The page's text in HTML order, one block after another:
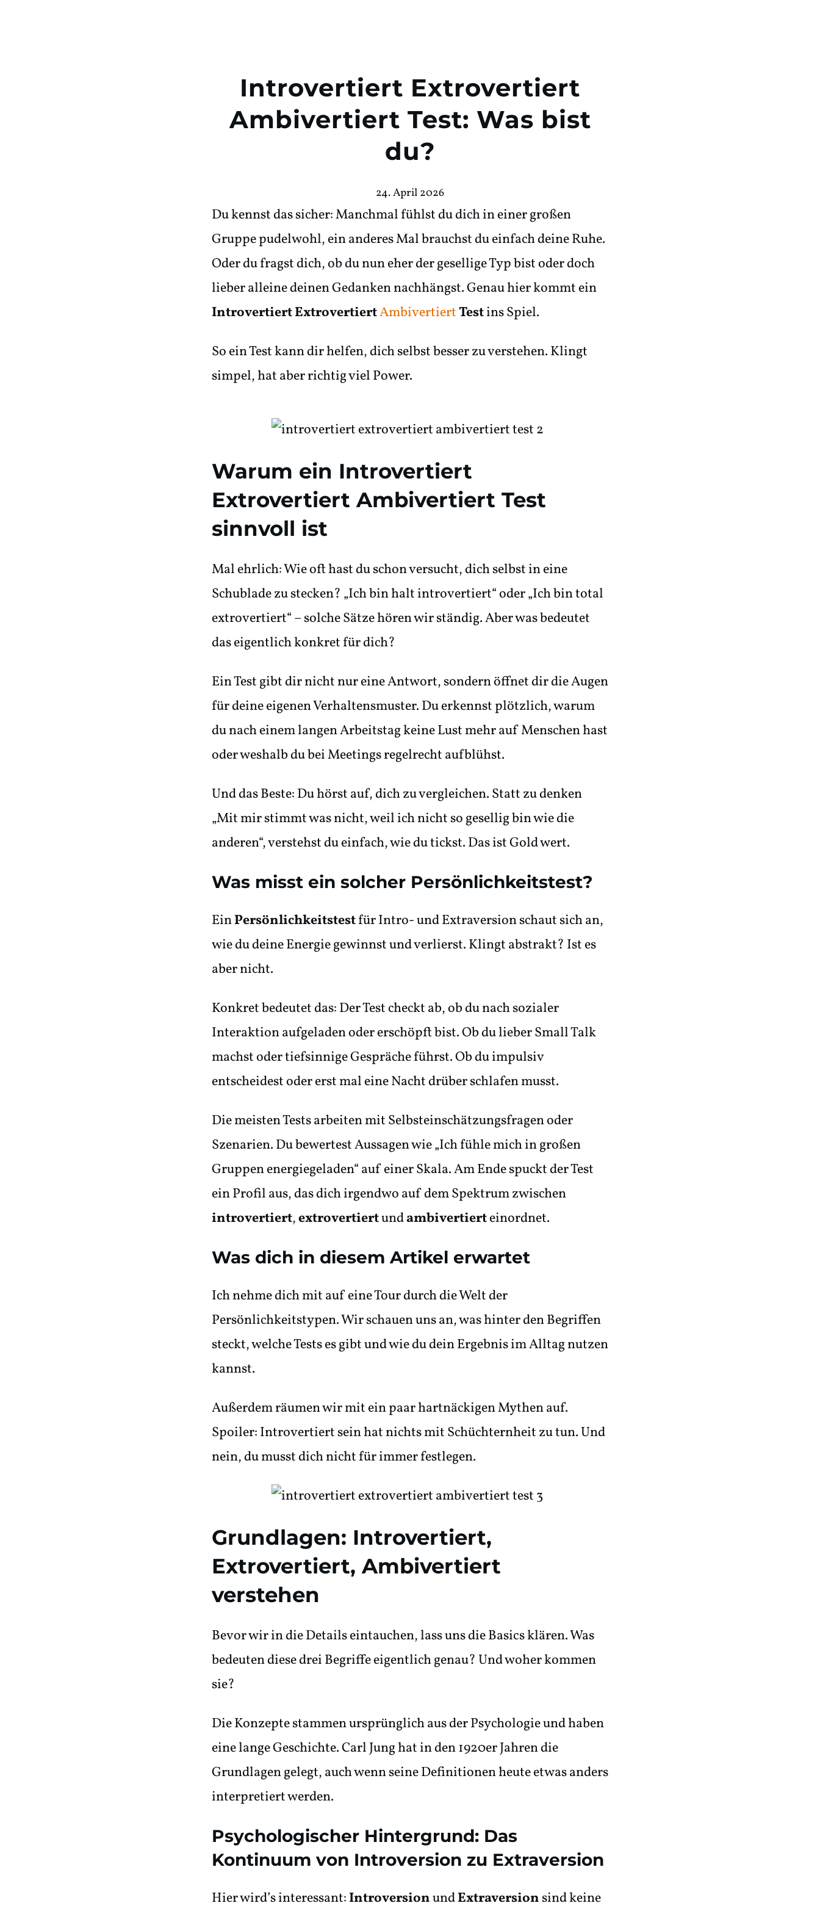
Introvertiert Extrovertiert
Ambivertiert Test: Was bist
du?
24. April 2026
Du kennst das sicher: Manchmal fühlst du dich in einer großen
Gruppe pudelwohl, ein anderes Mal brauchst du einfach deine Ruhe.
Oder du fragst dich, ob du nun eher der gesellige Typ bist oder doch
lieber alleine deinen Gedanken nachhängst. Genau hier kommt ein
Introvertiert ExtrovertiertAmbivertiertTestins Spiel.
So ein Test kann dir helfen, dich selbst besser zu verstehen. Klingt
simpel, hat aber richtig viel Power.
Warum ein Introvertiert
Extrovertiert Ambivertiert Test
sinnvoll ist
Mal ehrlich: Wie oft hast du schon versucht, dich selbst in eine
Schublade zu stecken? „Ich bin halt introvertiert“ oder „Ich bin total
extrovertiert“ – solche Sätze hören wir ständig. Aber was bedeutet
das eigentlich konkret für dich?
Ein Test gibt dir nicht nur eine Antwort, sondern öffnet dir die Augen
für deine eigenen Verhaltensmuster. Du erkennst plötzlich, warum
du nach einem langen Arbeitstag keine Lust mehr auf Menschen hast
oder weshalb du bei Meetings regelrecht aufblühst.
Und das Beste: Du hörst auf, dich zu vergleichen. Statt zu denken
„Mit mir stimmt was nicht, weil ich nicht so gesellig bin wie die
anderen“, verstehst du einfach, wie du tickst. Das ist Gold wert.
Was misst ein solcher Persönlichkeitstest?
EinPersönlichkeitstestfür Intro- und Extraversion schaut sich an,
wie du deine Energie gewinnst und verlierst. Klingt abstrakt? Ist es
aber nicht.
Konkret bedeutet das: Der Test checkt ab, ob du nach sozialer
Interaktion aufgeladen oder erschöpft bist. Ob du lieber Small Talk
machst oder tiefsinnige Gespräche führst. Ob du impulsiv
entscheidest oder erst mal eine Nacht drüber schlafen musst.
Die meisten Tests arbeiten mit Selbsteinschätzungsfragen oder
Szenarien. Du bewertest Aussagen wie „Ich fühle mich in großen
Gruppen energiegeladen“ auf einer Skala. Am Ende spuckt der Test
ein Profil aus, das dich irgendwo auf dem Spektrum zwischen
introvertiert,extrovertiertundambivertierteinordnet.
Was dich in diesem Artikel erwartet
Ich nehme dich mit auf eine Tour durch die Welt der
Persönlichkeitstypen. Wir schauen uns an, was hinter den Begriffen
steckt, welche Tests es gibt und wie du dein Ergebnis im Alltag nutzen
kannst.
Außerdem räumen wir mit ein paar hartnäckigen Mythen auf.
Spoiler: Introvertiert sein hat nichts mit Schüchternheit zu tun. Und
nein, du musst dich nicht für immer festlegen.
Grundlagen: Introvertiert,
Extrovertiert,Ambivertiert
verstehen
Bevor wir in die Details eintauchen, lass uns die Basics klären. Was
bedeuten diese drei Begriffe eigentlich genau? Und woher kommen
sie?
Die Konzepte stammen ursprünglich aus der Psychologie und haben
eine lange Geschichte. Carl Jung hat in den 1920er Jahren die
Grundlagen gelegt, auch wenn seine Definitionen heute etwas anders
interpretiert werden.
Psychologischer Hintergrund: Das
Kontinuum von Introversion zu Extraversion
Hier wird’s interessant:IntroversionundExtraversionsind keine